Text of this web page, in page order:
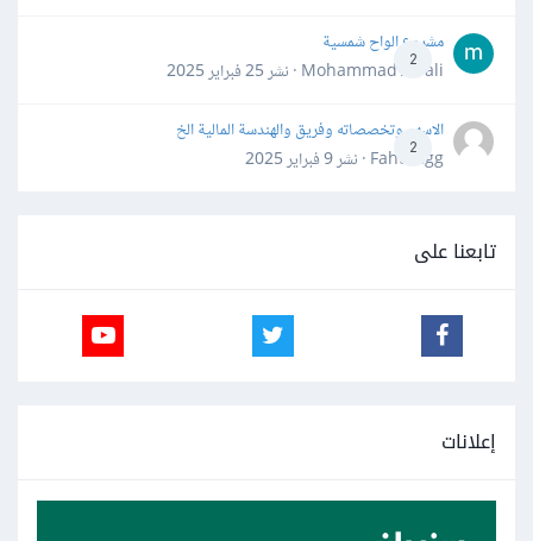
2
مشروع الواح شمسية
Mohammad Awali · نشر
25 فبراير 2025
2
الاسهم وتخصصاته وفريق والهندسة المالية الخ
Fahd Ggg · نشر
9 فبراير 2025
تابعنا على
إعلانات